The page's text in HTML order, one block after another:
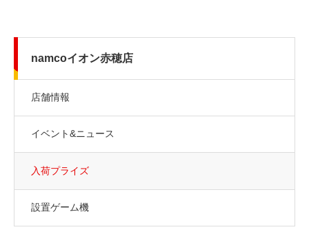
namcoイオン赤穂店
店舗情報
イベント&ニュース
入荷プライズ
設置ゲーム機